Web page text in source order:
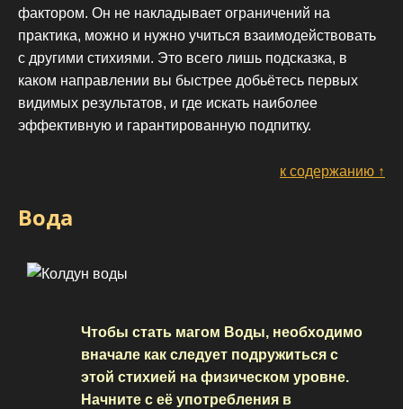
фактором. Он не накладывает ограничений на
практика, можно и нужно учиться взаимодействовать
с другими стихиями. Это всего лишь подсказка, в
каком направлении вы быстрее добьётесь первых
видимых результатов, и где искать наиболее
эффективную и гарантированную подпитку.
к содержанию ↑
Вода
Чтобы стать магом Воды, необходимо
вначале как следует подружиться с
этой стихией на физическом уровне.
Начните с её употребления в